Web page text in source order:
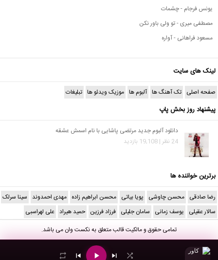
یونس فرجام - چشمات
مصطفی میری - تو ولی باور نکن
مسعود فراهانی - آواره
لینک های سایت
صفحه اصلی تک آهنگ ها آلبوم ها موزیک ویدئو ها تبلیغات
پیشنهاد روز بخش پاپ
دانلود آلبوم جدید مرتضی پاشایی با نام اسمش عشقه
24 نظر | 19,108 بازدید
برترین خواننده ها
رضا صادقی محسن چاوشی پویا بیاتی محسن ابراهیم زاده مهدی احمدوند سینا سرلک
سالار عقیلی یوسف زمانی سامان جلیلی فرزاد فرزین حمید هیراد علی لهراسبی
تمامی حقوق و مالکیت قالب متعلق بهنکست وانمی باشد.